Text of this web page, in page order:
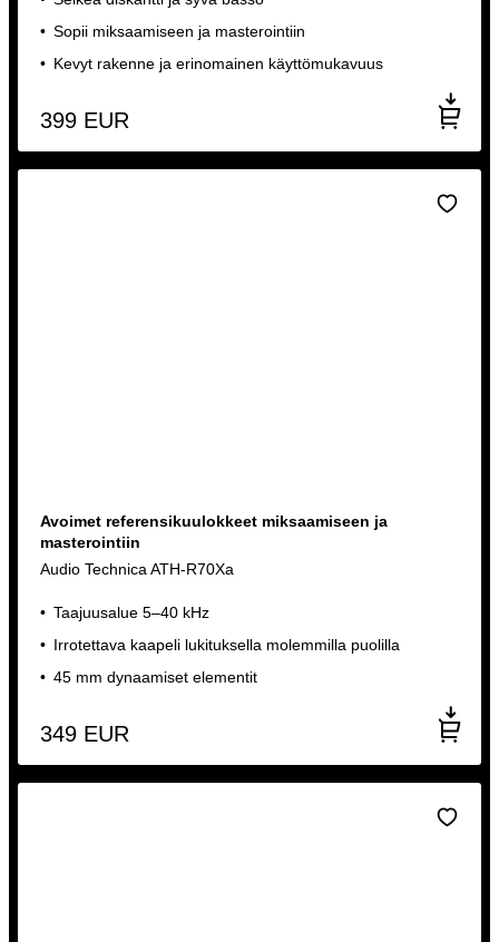
Sopii miksaamiseen ja masterointiin
Kevyt rakenne ja erinomainen käyttömukavuus
399 EUR
Avoimet referensikuulokkeet miksaamiseen ja
masterointiin
Audio Technica ATH-R70Xa
Taajuusalue 5–40 kHz
Irrotettava kaapeli lukituksella molemmilla puolilla
45 mm dynaamiset elementit
349 EUR